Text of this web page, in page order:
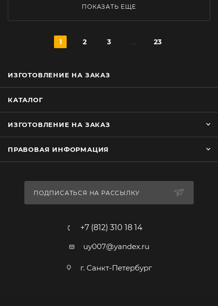
ПОКАЗАТЬ ЕЩЕ
1 2 3 23
ИЗГОТОВЛЕНИЕ НА ЗАКАЗ
КАТАЛОГ
ИЗГОТОВЛЕНИЕ НА ЗАКАЗ
ПРАВОВАЯ ИНФОРМАЦИЯ
ПОДПИСАТЬСЯ НА РАССЫЛКУ
+7 (812) 310 18 14
uy007@yandex.ru
г. Санкт-Петербург